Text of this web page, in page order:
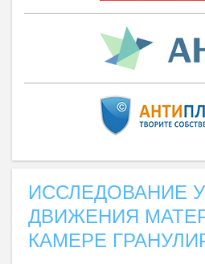
ИССЛЕДОВАНИЕ
ДВИЖЕНИЯ
КАМЕРЕ